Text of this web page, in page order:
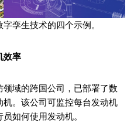
孪生技术的四个示例。
效率
域的跨国公司，已部署了数
。该公司可监控每台发动机
如何使用发动机。